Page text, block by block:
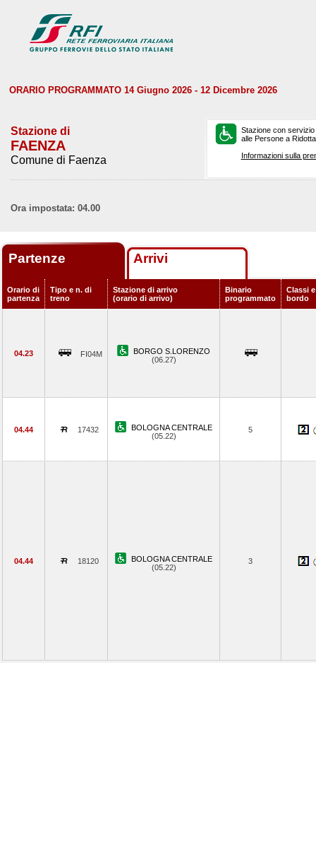
ORARIO PROGRAMMATO 14 Giugno 2026 - 12 Dicembre 2026
Stazione di
FAENZA
Comune di Faenza
Stazione con
alle Persone a
Informazioni sulla
Ora impostata: 04.00
Partenze Arrivi
Orario di
partenza
Tipo e n. di
treno
Stazione di arrivo
(orario di arrivo)
Binario
programmato
Classi
bordo
04.23 FI04M
BORGO S.LORENZO
(06.27)
04.44 17432
BOLOGNA CENTRALE
(05.22)
5
04.44 18120
BOLOGNA CENTRALE
(05.22)
3